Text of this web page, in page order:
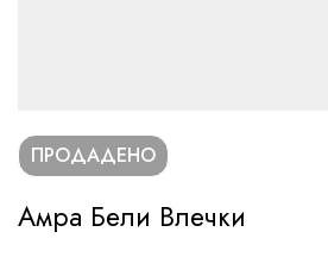
ПРОДАДЕНО
Амра Бели Влечки